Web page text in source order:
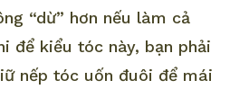
“dừ” hơn nếu làm cả
để kiểu tóc này, bạn phải
nếp tóc uốn đuôi để mái